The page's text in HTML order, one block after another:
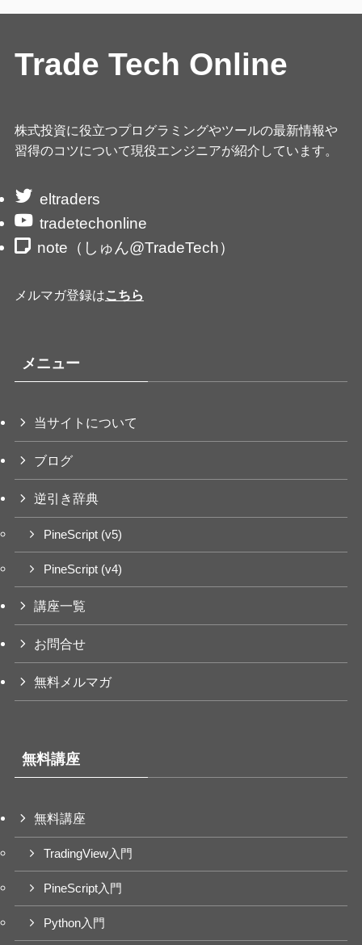
Trade Tech Online
株式投資に役立つプログラミングやツールの最新情報や
習得のコツについて現役エンジニアが紹介しています。
eltraders
tradetechonline
note（しゅん@TradeTech）
メルマガ登録はこちら
メニュー
当サイトについて
ブログ
逆引き辞典
PineScript (v5)
PineScript (v4)
講座一覧
お問合せ
無料メルマガ
無料講座
無料講座
TradingView入門
PineScript入門
Python入門